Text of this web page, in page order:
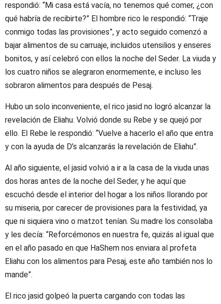
respondió: “Mi casa está vacía, no tenemos qué comer, ¿con
qué habría de recibirte?” El hombre rico le respondió: “Traje
conmigo todas las provisiones”, y acto seguido comenzó a
bajar alimentos de su carruaje, incluidos utensilios y enseres
bonitos, y así celebró con ellos la noche del Seder. La viuda y
los cuatro niños se alegraron enormemente, e incluso les
sobraron alimentos para después de Pesaj.
Hubo un solo inconveniente, el rico jasid no logró alcanzar la
revelación de Eliahu. Volvió donde su Rebe y se quejó por
ello. El Rebe le respondió: “Vuelve a hacerlo el año que entra
y con la ayuda de D’s alcanzarás la revelación de Eliahu”.
Al año siguiente, el jasid volvió a ir a la casa de la viuda unas
dos horas antes de la noche del Seder, y he aquí que
escuchó desde el interior del hogar a los niños llorando por
su miseria, por carecer de provisiones para la festividad, ya
que ni siquiera vino o matzot tenían. Su madre los consolaba
y les decía: “Reforcémonos en nuestra fe, quizás al igual que
en el año pasado en que HaShem nos enviara al profeta
Eliahu con los alimentos para Pesaj, este año también nos lo
mande”.
El rico jasid golpeó la puerta cargando con todas las